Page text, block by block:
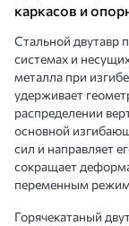
каркасов и
Стальной двутавр
системах и
металла при
удерживает
распределении
основной
сил и направляет
сокращает
переменным
Горячекатаный